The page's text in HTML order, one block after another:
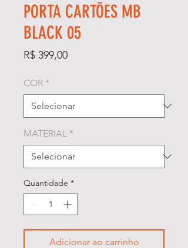
PORTA CARTÕES MB
BLACK 05
R$ 399,00Preço
COR *
MATERIAL *
Quantidade *
Adicionar ao carrinho